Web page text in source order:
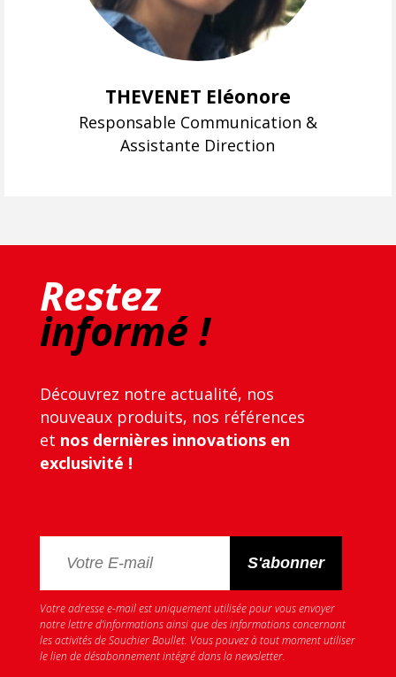
THEVENET Eléonore
Responsable Communication &
Assistante Direction
Restez
informé !
Découvrez notre actualité, nos
nouveaux produits, nos références
et nos dernières innovations en
exclusivité !
Votre adresse e-mail est uniquement utilisée pour vous envoyer
notre lettre d’informations ainsi que des informations concernant
les activités de Souchier Boullet. Vous pouvez à tout moment utiliser
le lien de désabonnement intégré dans la newsletter.